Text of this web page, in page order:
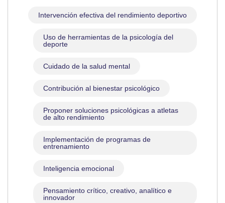
Intervención efectiva del rendimiento deportivo
Uso de herramientas de la psicología del
deporte
Cuidado de la salud mental
Contribución al bienestar psicológico
Proponer soluciones psicológicas a atletas
de alto rendimiento
Implementación de programas de
entrenamiento
Inteligencia emocional
Pensamiento crítico, creativo, analítico e
innovador